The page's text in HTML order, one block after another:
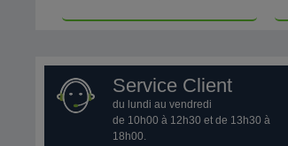
Service Client
du lundi au vendredi
de 10h00 à 12h30 et de 13h30 à
18h00.